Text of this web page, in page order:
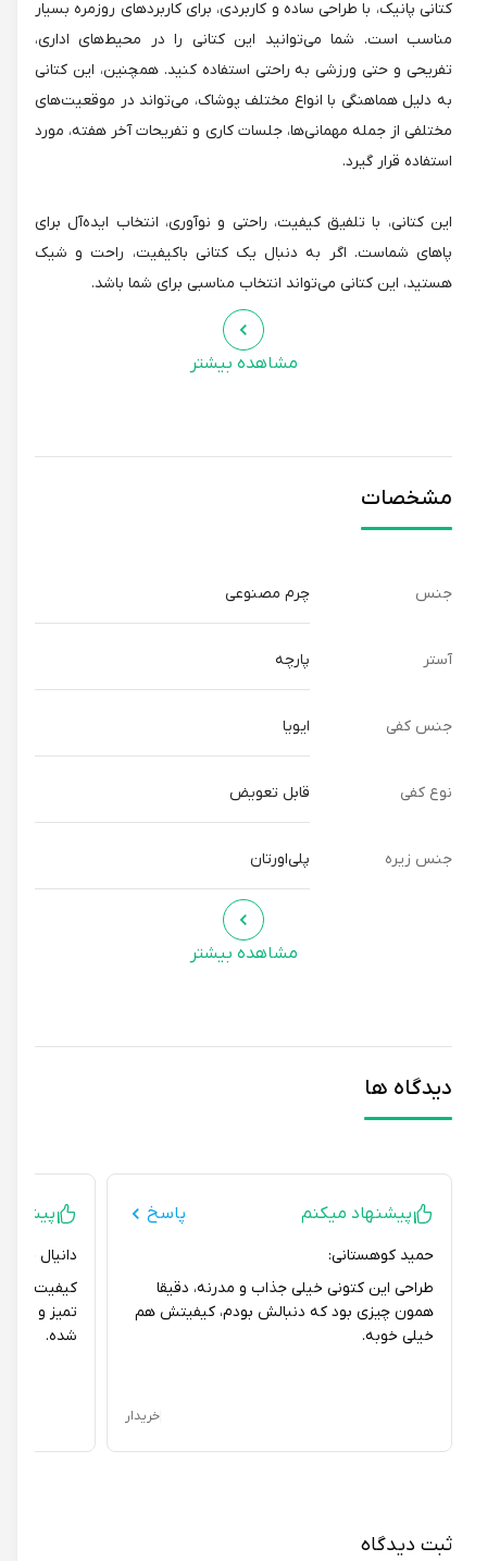
کتانی پانیک، با طراحی ساده و کاربردی، برای کاربردهای روزمره بسیار
مناسب است. شما می‌توانید این کتانی را در محیط‌های اداری،
تفریحی و حتی ورزشی به راحتی استفاده کنید. همچنین، این کتانی
به دلیل هماهنگی با انواع مختلف پوشاک، می‌تواند در موقعیت‌های
مختلفی از جمله مهمانی‌ها، جلسات کاری و تفریحات آخر هفته، مورد
استفاده قرار گیرد.
این کتانی، با تلفیق کیفیت، راحتی و نوآوری، انتخاب ایده‌آل برای
پاهای شماست. اگر به دنبال یک کتانی باکیفیت، راحت و شیک
هستید، این کتانی می‌تواند انتخاب مناسبی برای شما باشد.
مشاهده بیشتر
مشخصات
جنس چرم مصنوعی
آستر پارچه
جنس کفی
نوع کفی قابل تعویض
جنس زیره پلی‌اورتان
مشاهده بیشتر
دیدگاه ها
ثبت دیدگاه
پیشنهاد میکنم پاسخ
حمید کوهستانی:
طراحی این کتونی خیلی جذاب و مدرنه، دقیقا
همون چیزی بود که دنبالش بودم، کیفیتش هم
خیلی خوبه.
خریدار
پیشنهاد
دانیال
کیفیت ساخت
تمیز و مرتب
شده.